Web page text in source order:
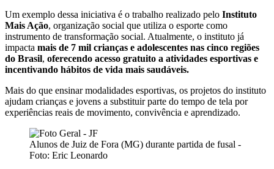
Um exemplo dessa iniciativa é o trabalho realizado pelo Instituto
Mais Ação, organização social que utiliza o esporte como
instrumento de transformação social. Atualmente, o instituto já
impacta mais de 7 mil crianças e adolescentes nas cinco regiões
do Brasil, oferecendo acesso gratuito a atividades esportivas e
incentivando hábitos de vida mais saudáveis.
Mais do que ensinar modalidades esportivas, os projetos do instituto
ajudam crianças e jovens a substituir parte do tempo de tela por
experiências reais de movimento, convivência e aprendizado.
Alunos de Juiz de Fora (MG) durante partida de fusal -
Foto: Eric Leonardo